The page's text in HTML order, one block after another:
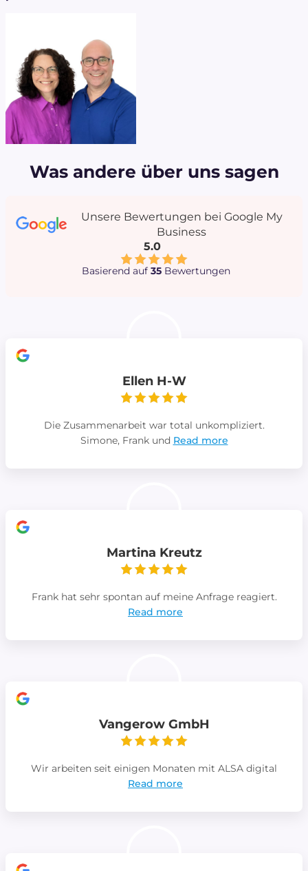
Was andere über uns sagen
Unsere Bewertungen bei Google My
Business
5.0
Basierend auf 35Bewertungen
Ellen H-W
Die Zusammenarbeit war total unkompliziert.
Simone, Frank und Read more
Martina Kreutz
Frank hat sehr spontan auf meine Anfrage reagiert.
Read more
Vangerow GmbH
Wir arbeiten seit einigen Monaten mit ALSA digital
Read more